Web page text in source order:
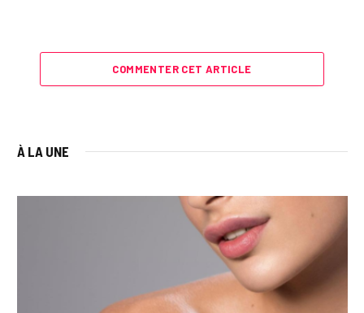
COMMENTER CET ARTICLE
À LA UNE